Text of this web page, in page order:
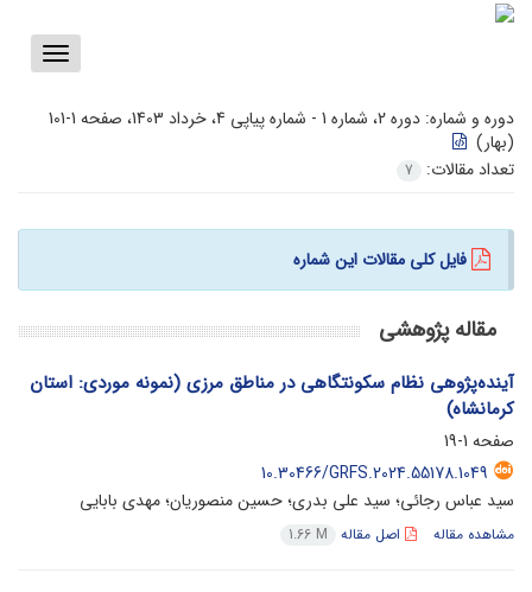
Toggle
دوره و شماره:
دوره 2، شماره 1 - شماره پیاپی 4، خرداد 1403، صفحه 1-101
(بهار)
تعداد مقالات:
7
فایل کلی مقالات این شماره
مقاله پژوهشی
آینده‌پژوهی نظام سکونتگاهی در مناطق مرزی (نمونه موردی: استان
کرمانشاه)
صفحه 1-19
10.30466/GRFS.2024.55178.1049
سید عباس رجائی؛ سید علی بدری؛ حسین منصوریان؛ مهدی بابایی
مشاهده مقاله اصل مقاله 1.66 M